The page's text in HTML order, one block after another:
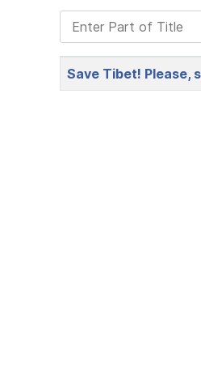
Enter Part of Title
Title
Save Tibet! Please,